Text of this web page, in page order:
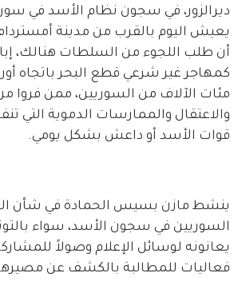
ديرالزور، في سجون نظام الأسد في
يعيش اليوم بالقرب من مدينة
أن طلب اللجوء من السلطات هنالك،
كمهاجر غير شرعي قطع البحر باتجاه
مئات الآلاف من السوريين، ممن
والاعتقال والممارسات الدموية التي
قوات الأسد أو داعش بشكل يومي.
ينشط مازن بسيس الحمادة في شأن
السوريين في سجون الأسد، سواء
يعانونه لوسائل الإعلام وصولاً
فعاليات للمطالبة بالكشف عن